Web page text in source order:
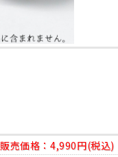
販売価格： 4,990円(税込)